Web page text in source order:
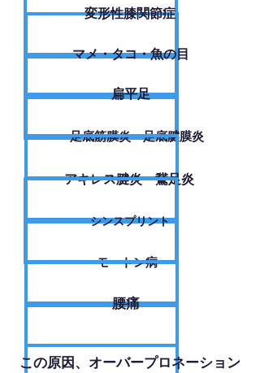
変形性膝関節症
​マメ・タコ・魚の目
扁平足
足底筋膜炎・足底腱膜炎
アキレス腱炎・鵞足炎
シンスプリント
モートン病
腰痛
​この原因、オーバープロネーション